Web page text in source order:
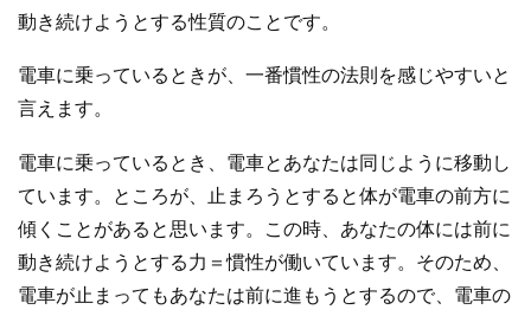
動き続けようとする性質のことです。
電車に乗っているときが、一番慣性の法則を感じやすいと
言えます。
電車に乗っているとき、電車とあなたは同じように移動し
ています。ところが、止まろうとすると体が電車の前方に
傾くことがあると思います。この時、あなたの体には前に
動き続けようとする力＝慣性が働いています。そのため、
電車が止まってもあなたは前に進もうとするので、電車の